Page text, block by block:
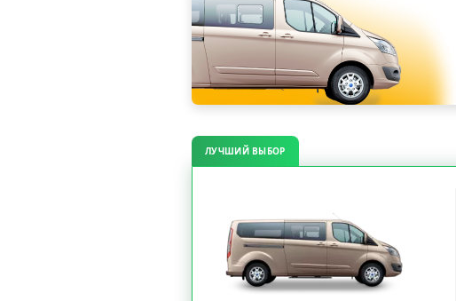
ЛУЧШИЙ ВЫБОР